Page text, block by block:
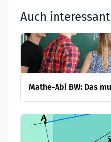
Auch interessant
Mathe-Abi BW: Das